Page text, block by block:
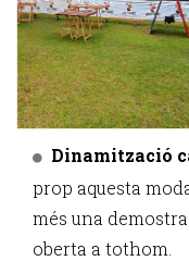
Dinamització
prop aquesta
més una
oberta a tothom.